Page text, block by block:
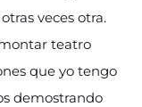
veces otra.
teatro
que yo tengo
demostrando